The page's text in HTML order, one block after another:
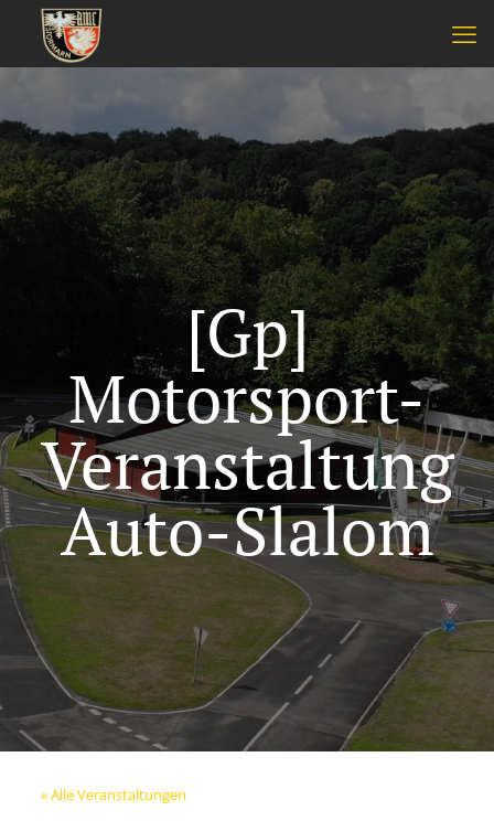
[Gp]
Motorsport-
Veranstaltung
Auto-Slalom
« Alle Veranstaltungen